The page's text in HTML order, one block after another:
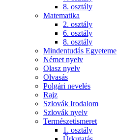
8. osztály
Matematika
2. osztály
6. osztály
8. osztály
Mindentudás Egyeteme
Német nyelv
Olasz nyelv
Olvasás
Polgári nevelés
Rajz
Szlovák Irodalom
Szlovák nyelv
Természetismeret
1. osztály